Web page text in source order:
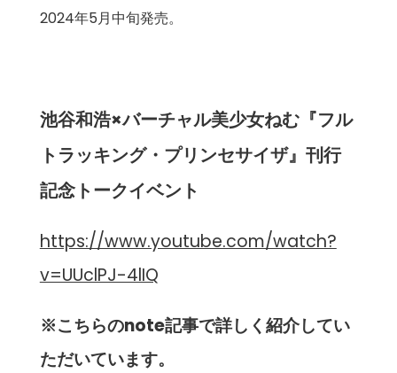
2024年5月中旬発売。
池谷和浩×バーチャル美少女ねむ『フル
トラッキング・プリンセサイザ』刊行
記念トークイベント
https://www.youtube.com/watch?
v=UUclPJ-4lIQ
※こちらのnote記事で詳しく紹介してい
ただいています。